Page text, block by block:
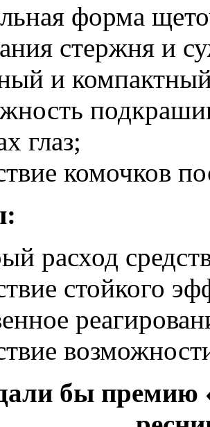
форма
стержня и
и
глаз;
комочков
расход
стойкого